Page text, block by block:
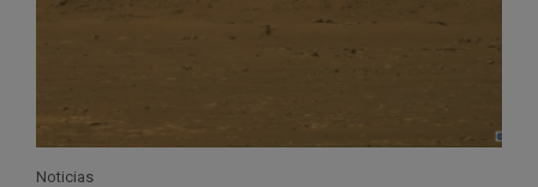
Noticias